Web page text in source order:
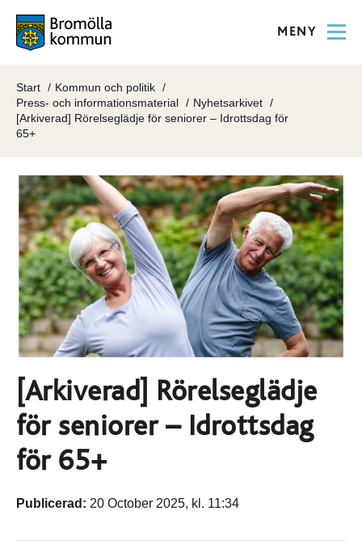
MENY
Start
Kommun och politik
Press- och informationsmaterial
Nyhetsarkivet
[Arkiverad] Rörelseglädje för seniorer – Idrottsdag för
65+
[Arkiverad] Rörelseglädje
för seniorer – Idrottsdag
för 65+
Publicerad: 20 October 2025, kl. 11:34